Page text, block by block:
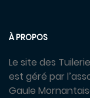
À PROPOS
Le site des
est géré par
Gaule